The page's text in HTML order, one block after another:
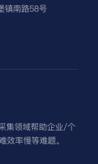
镇南路58号
集领域帮助企业/个
效率慢等难题。